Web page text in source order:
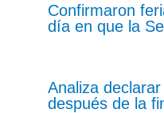
Confirmaron
día en que la
Analiza
después de la